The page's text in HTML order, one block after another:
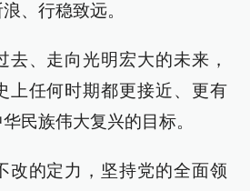
、行稳致远。
去、走向光明宏大的未来，
上任何时期都更接近、更有
民族伟大复兴的目标。
改的定力，坚持党的全面领